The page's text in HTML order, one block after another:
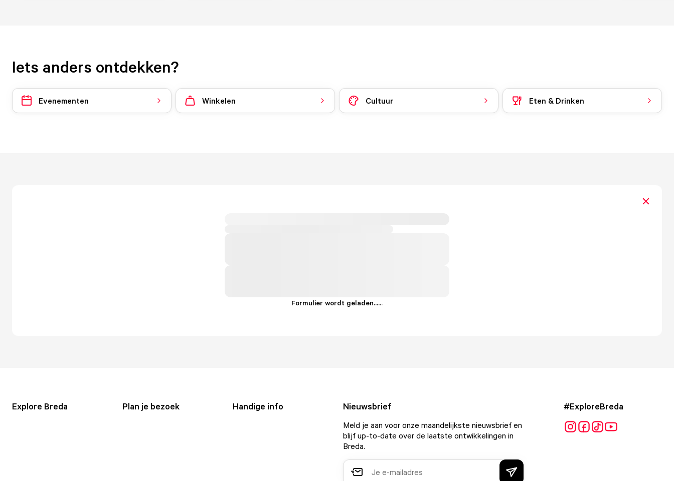
Iets anders ontdekken?
Evenementen Winkelen Cultuur Eten & Drinken
Formulier wordt geladen......
Explore Breda Plan je bezoek Handige info Nieuwsbrief
Meld je aan voor onze maandelijkste nieuwsbrief en
blijf up-to-date over de laatste ontwikkelingen in
Breda.
#ExploreBreda